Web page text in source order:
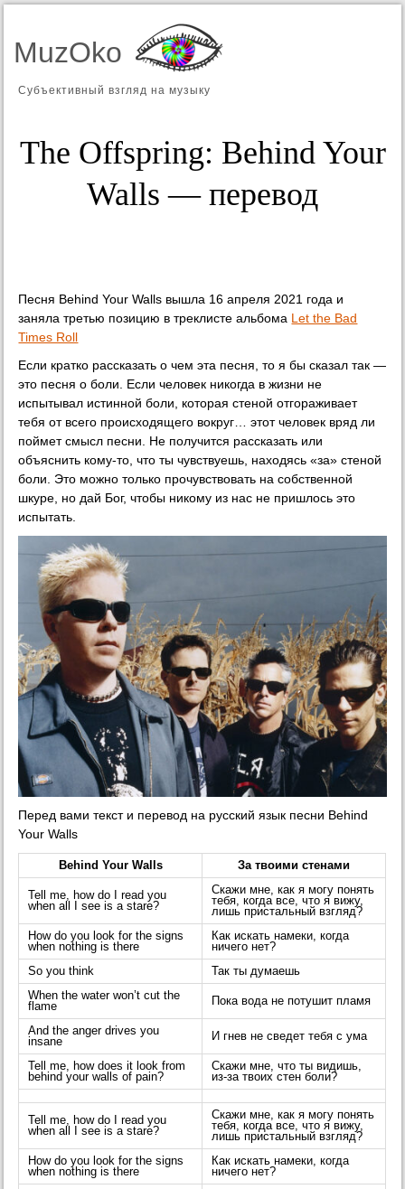
MuzOko
Субъективный взгляд на музыку
The Offspring: Behind Your
Walls — перевод
Песня Behind Your Walls вышла 16 апреля 2021 года и
заняла третью позицию в треклисте альбома Let the Bad
Times Roll
Если кратко рассказать о чем эта песня, то я бы сказал так —
это песня о боли. Если человек никогда в жизни не
испытывал истинной боли, которая стеной отгораживает
тебя от всего происходящего вокруг… этот человек вряд ли
поймет смысл песни. Не получится рассказать или
объяснить кому-то, что ты чувствуешь, находясь «за» стеной
боли. Это можно только прочувствовать на собственной
шкуре, но дай Бог, чтобы никому из нас не пришлось это
испытать.
Перед вами текст и перевод на русский язык песни Behind
Your Walls
Behind Your Walls За твоими стенами
Tell me, how do I read you
when all I see is a stare?
Скажи мне, как я могу понять
тебя, когда все, что я вижу,
лишь пристальный взгляд?
How do you look for the signs
when nothing is there
Как искать намеки, когда
ничего нет?
So you think
Так ты думаешь
When the water won’t cut the
flame
Пока вода не потушит пламя
And the anger drives you
insane
И гнев не сведет тебя с ума
Tell me, how does it look from
behind your walls of pain?
Скажи мне, что ты видишь,
из-за твоих стен боли?
Tell me, how do I read you
when all I see is a stare?
Скажи мне, как я могу понять
тебя, когда все, что я вижу,
лишь пристальный взгляд?
How do you look for the signs
when nothing is there
Как искать намеки, когда
ничего нет?